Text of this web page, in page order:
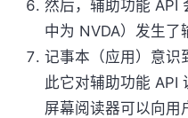
然后，辅助功能 API
中为 NVDA）发生了
记事本（应用）意识
此它对辅助功能 API
屏幕阅读器可以向用